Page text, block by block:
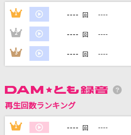
カラオケ最新情報をチ
1 ---- 回 ----
2 ---- 回 ----
3 ---- 回 ----
再生回数ランキング
1 ---- 回 ----